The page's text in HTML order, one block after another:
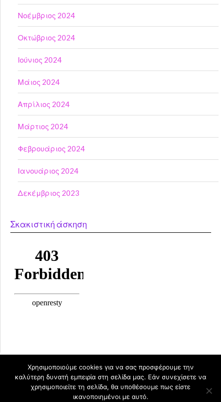
Νοέμβριος 2024
Οκτώβριος 2024
Ιούνιος 2024
Μάιος 2024
Απρίλιος 2024
Μάρτιος 2024
Φεβρουάριος 2024
Ιανουάριος 2024
Δεκέμβριος 2023
Σκακιστική άσκηση
©2026 Βιβλιοθήκη Πρότυπου Γυμνασίου Ζωσιμαίας
Σχολής| Design:Θέμα εμφάνισης WordPress
Newspaperly
Χρησιμοποιούμε cookies για να σας προσφέρουμε την
καλύτερη δυνατή εμπειρία στη σελίδα μας. Εάν συνεχίσετε να
χρησιμοποιείτε τη σελίδα, θα υποθέσουμε πως είστε
ικανοποιημένοι με αυτό.